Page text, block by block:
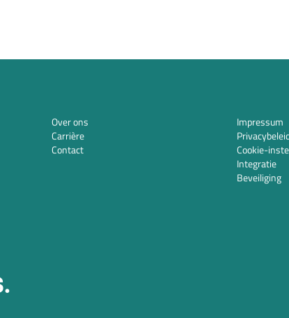
Over ons
Carrière
Contact
Impressum
Cookie-
Integratie
Beveiliging